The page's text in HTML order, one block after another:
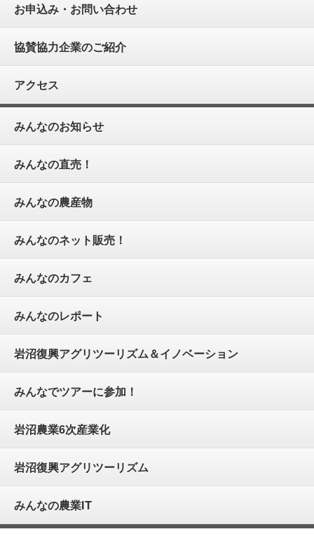
お申込み・お問い合わせ
協賛協力企業のご紹介
アクセス
みんなのお知らせ
みんなの直売！
みんなの農産物
みんなのネット販売！
みんなのカフェ
みんなのレポート
岩沼復興アグリツーリズム＆イノベーション
みんなでツアーに参加！
岩沼農業6次産業化
岩沼復興アグリツーリズム
みんなの農業IT